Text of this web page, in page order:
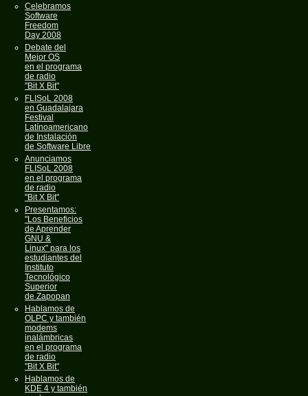
Celebramos
Software
Freedom
Day 2008
Debate del
Mejor OS
en el programa
de radio
"Bit X Bit"
FLISoL 2008
en Guadalajara
Festival
Latínoamericano
de Instalación
de Software Libre
Anunciamos
FLISoL 2008
en el programa
de radio
"Bit X Bit"
Presentamos:
"Los Beneficios
de Aprender
GNU &
Linux" para los
estudiantes del
Instituto
Tecnológico
Superior
de Zapopan
Hablamos de
OLPC y también
modems
inalámbricas
en el programa
de radio
"Bit X Bit"
Hablamos de
KDE 4 y también